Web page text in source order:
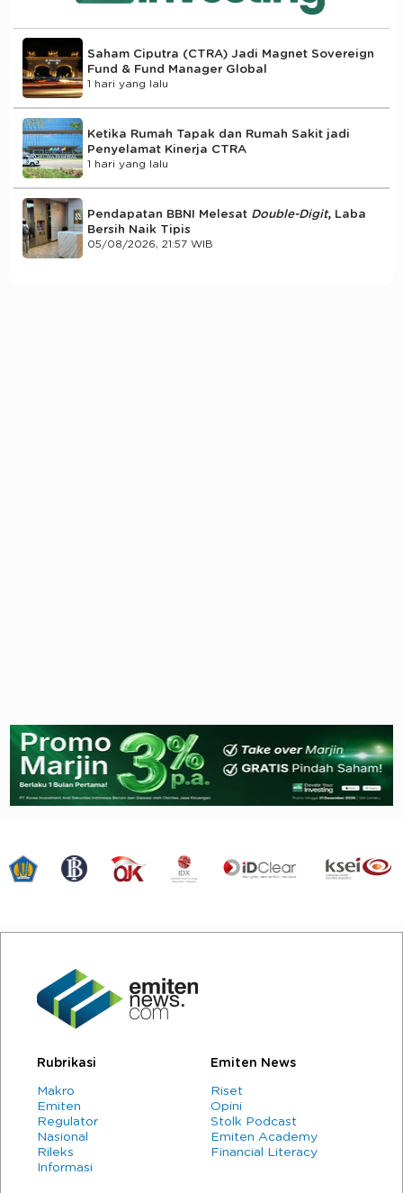
Saham Ciputra (CTRA) Jadi Magnet Sovereign
Fund & Fund Manager Global
1 hari yang lalu
Ketika Rumah Tapak dan Rumah Sakit jadi
Penyelamat Kinerja CTRA
1 hari yang lalu
Pendapatan BBNI Melesat Double-Digit, Laba
Bersih Naik Tipis
05/08/2026, 21:57 WIB
Rubrikasi
Makro
Emiten
Regulator
Nasional
Rileks
Informasi
Emiten News
Riset
Opini
Stolk Podcast
Emiten Academy
Financial Literacy